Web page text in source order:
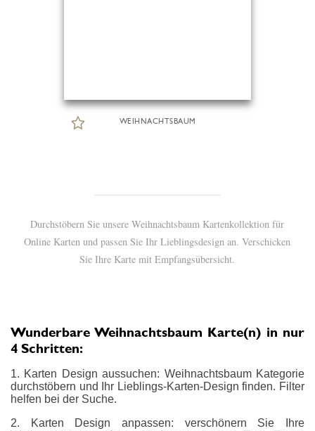
WEIHNACHTSBAUM
Durchstöbern Sie unsere Weihnachtsbaum Kartenkollektion für
Online Karten und passen Sie Ihr Lieblingsdesign an. Verschicken
Sie Ihre Karte mit Empfangsübersicht.
Wunderbare Weihnachtsbaum Karte(n) in nur
4 Schritten:
1. Karten Design aussuchen: Weihnachtsbaum Kategorie
durchstöbern und Ihr Lieblings-Karten-Design finden. Filter
helfen bei der Suche.
2. Karten Design anpassen: verschönern Sie Ihre